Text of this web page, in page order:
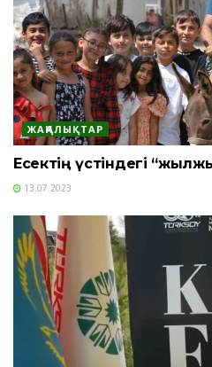
ЖАҢАЛЫҚТАР
Есектің үстіндегі
13.07.2023